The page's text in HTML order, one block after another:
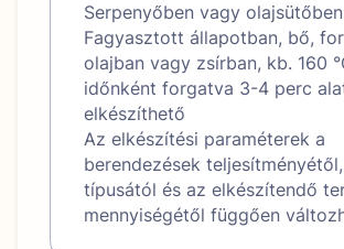
Serpenyőben vagy
Fagyasztott állapotban, bő,
olajban vagy zsírban, kb. 160
időnként forgatva 3-4 perc
elkészíthető
Az elkészítési paraméterek a
berendezések teljesítményétől,
típusától és az elkészítendő
mennyiségétől függően